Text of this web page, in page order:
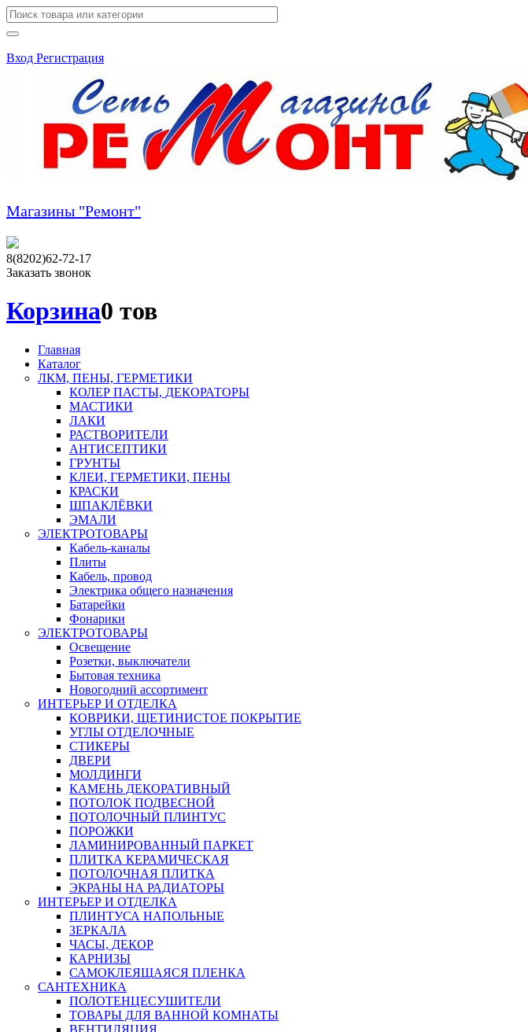
Вход Регистрация
Магазины "Ремонт"
8(8202)62-72-17
Заказать звонок
Корзина0 тов
Главная
Каталог
ЛКМ, ПЕНЫ, ГЕРМЕТИКИ
КОЛЕР ПАСТЫ, ДЕКОРАТОРЫ
МАСТИКИ
ЛАКИ
РАСТВОРИТЕЛИ
АНТИСЕПТИКИ
ГРУНТЫ
КЛЕИ, ГЕРМЕТИКИ, ПЕНЫ
КРАСКИ
ШПАКЛЁВКИ
ЭМАЛИ
ЭЛЕКТРОТОВАРЫ
Кабель-каналы
Плиты
Кабель, провод
Электрика общего назначения
Батарейки
Фонарики
ЭЛЕКТРОТОВАРЫ
Освещение
Розетки, выключатели
Бытовая техника
Новогодний ассортимент
ИНТЕРЬЕР И ОТДЕЛКА
КОВРИКИ, ЩЕТИНИСТОЕ ПОКРЫТИЕ
УГЛЫ ОТДЕЛОЧНЫЕ
СТИКЕРЫ
ДВЕРИ
МОЛДИНГИ
КАМЕНЬ ДЕКОРАТИВНЫЙ
ПОТОЛОК ПОДВЕСНОЙ
ПОТОЛОЧНЫЙ ПЛИНТУС
ПОРОЖКИ
ЛАМИНИРОВАННЫЙ ПАРКЕТ
ПЛИТКА КЕРАМИЧЕСКАЯ
ПОТОЛОЧНАЯ ПЛИТКА
ЭКРАНЫ НА РАДИАТОРЫ
ИНТЕРЬЕР И ОТДЕЛКА
ПЛИНТУСА НАПОЛЬНЫЕ
ЗЕРКАЛА
ЧАСЫ, ДЕКОР
КАРНИЗЫ
САМОКЛЕЯЩАЯСЯ ПЛЕНКА
САНТЕХНИКА
ПОЛОТЕНЦЕСУШИТЕЛИ
ТОВАРЫ ДЛЯ ВАННОЙ КОМНАТЫ
ВЕНТИЛЯЦИЯ